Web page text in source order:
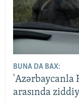
BUNA DA BAX:
'Azərbaycanla
arasında